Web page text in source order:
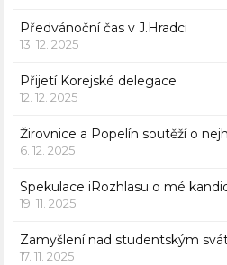
Předvánoční čas v J.Hradci
13. 12. 2025
Přijetí Korejské delegace
12. 12. 2025
Žirovnice a Popelín soutěží o
6. 12. 2025
Spekulace iRozhlasu o mé
19. 11. 2025
Zamyšlení nad studentským
17. 11. 2025